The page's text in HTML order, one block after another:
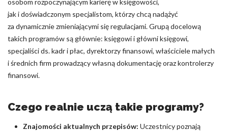
osobom rozpoczynającym karierę w księgowości,
jak i doświadczonym specjalistom, którzy chcą nadążyć
za dynamicznie zmieniającymi się regulacjami. Grupą docelową
takich programów są głównie: księgowi i główni księgowi,
specjaliści ds. kadr i płac, dyrektorzy finansowi, właściciele małych
i średnich firm prowadzący własną dokumentację oraz kontrolerzy
finansowi.
Czego realnie uczą takie programy?
Znajomości aktualnych przepisów: Uczestnicy poznają